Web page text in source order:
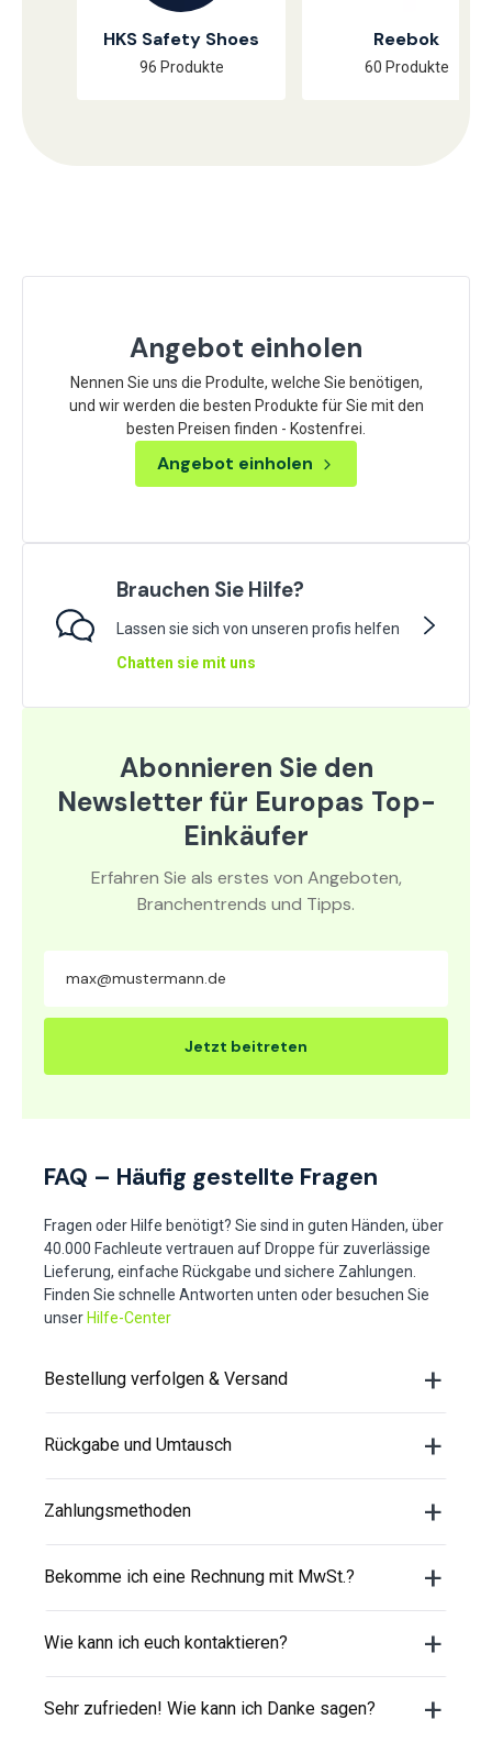
HKS Safety Shoes
96 Produkte
Reebok
60 Produkte
Angebot einholen
Nennen Sie uns die Produlte, welche Sie benötigen,
und wir werden die besten Produkte für Sie mit den
besten Preisen finden - Kostenfrei.
Angebot einholen
Brauchen Sie Hilfe?
Lassen sie sich von unseren profis helfen
Chatten sie mit uns
Abonnieren Sie den
Newsletter für Europas Top-
Einkäufer
Erfahren Sie als erstes von Angeboten,
Branchentrends und Tipps.
Jetzt beitreten
FAQ – Häufig gestellte Fragen
Fragen oder Hilfe benötigt? Sie sind in guten Händen, über
40.000 Fachleute vertrauen auf Droppe für zuverlässige
Lieferung, einfache Rückgabe und sichere Zahlungen.
Finden Sie schnelle Antworten unten oder besuchen Sie
unser Hilfe-Center
Bestellung verfolgen & Versand
Rückgabe und Umtausch
Zahlungsmethoden
Bekomme ich eine Rechnung mit MwSt.?
Wie kann ich euch kontaktieren?
Sehr zufrieden! Wie kann ich Danke sagen?